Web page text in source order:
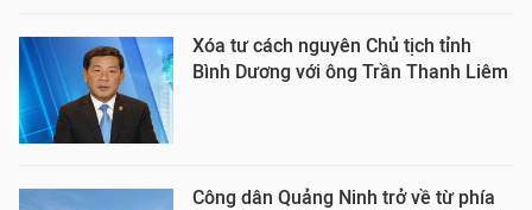
Xóa tư cách nguyên Chủ tịch tỉnh
Bình Dương với ông Trần Thanh Liêm
Công dân Quảng Ninh trở về từ phía